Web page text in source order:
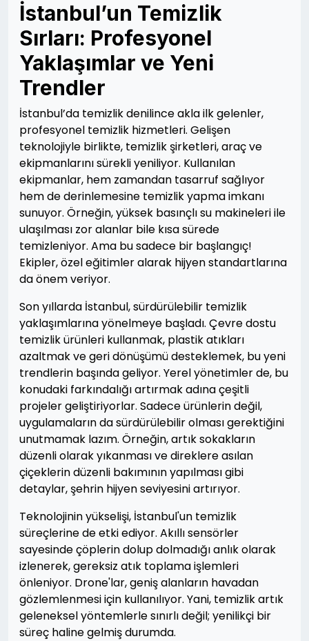
İstanbul’un Temizlik
Sırları: Profesyonel
Yaklaşımlar ve Yeni
Trendler
İstanbul’da temizlik denilince akla ilk gelenler,
profesyonel temizlik hizmetleri. Gelişen
teknolojiyle birlikte, temizlik şirketleri, araç ve
ekipmanlarını sürekli yeniliyor. Kullanılan
ekipmanlar, hem zamandan tasarruf sağlıyor
hem de derinlemesine temizlik yapma imkanı
sunuyor. Örneğin, yüksek basınçlı su makineleri ile
ulaşılması zor alanlar bile kısa sürede
temizleniyor. Ama bu sadece bir başlangıç!
Ekipler, özel eğitimler alarak hijyen standartlarına
da önem veriyor.
Son yıllarda İstanbul, sürdürülebilir temizlik
yaklaşımlarına yönelmeye başladı. Çevre dostu
temizlik ürünleri kullanmak, plastik atıkları
azaltmak ve geri dönüşümü desteklemek, bu yeni
trendlerin başında geliyor. Yerel yönetimler de, bu
konudaki farkındalığı artırmak adına çeşitli
projeler geliştiriyorlar. Sadece ürünlerin değil,
uygulamaların da sürdürülebilir olması gerektiğini
unutmamak lazım. Örneğin, artık sokakların
düzenli olarak yıkanması ve direklere asılan
çiçeklerin düzenli bakımının yapılması gibi
detaylar, şehrin hijyen seviyesini artırıyor.
Teknolojinin yükselişi, İstanbul'un temizlik
süreçlerine de etki ediyor. Akıllı sensörler
sayesinde çöplerin dolup dolmadığı anlık olarak
izlenerek, gereksiz atık toplama işlemleri
önleniyor. Drone'lar, geniş alanların havadan
gözlemlenmesi için kullanılıyor. Yani, temizlik artık
geleneksel yöntemlerle sınırlı değil; yenilikçi bir
süreç haline gelmiş durumda.